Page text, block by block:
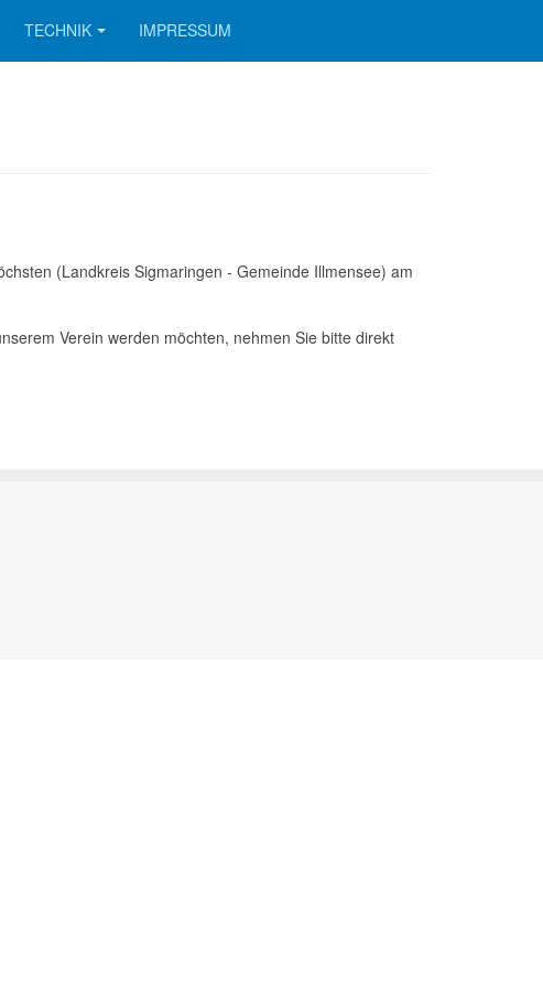
TECHNIK IMPRESSUM
(Landkreis Sigmaringen - Gemeinde Illmensee) am
Verein werden möchten, nehmen Sie bitte direkt